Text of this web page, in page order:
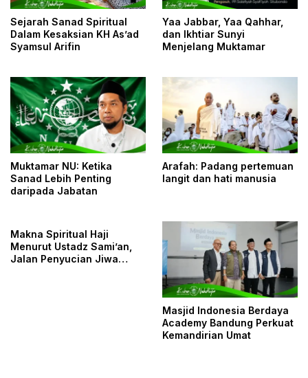
Sejarah Sanad Spiritual
Dalam Kesaksian KH As’ad
Syamsul Arifin
Yaa Jabbar, Yaa Qahhar,
dan Ikhtiar Sunyi
Menjelang Muktamar
Muktamar NU: Ketika
Sanad Lebih Penting
daripada Jabatan
Arafah: Padang pertemuan
langit dan hati manusia
Makna Spiritual Haji
Menurut Ustadz Sami’an,
Jalan Penyucian Jiwa
Masjid Indonesia Berdaya
Academy Bandung Perkuat
Kemandirian Umat